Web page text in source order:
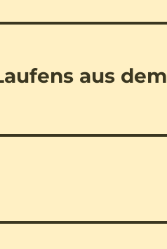
aus dem